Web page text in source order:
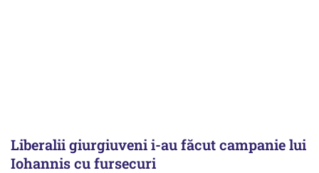
Liberalii giurgiuveni i-au făcut campanie lui
Iohannis cu fursecuri